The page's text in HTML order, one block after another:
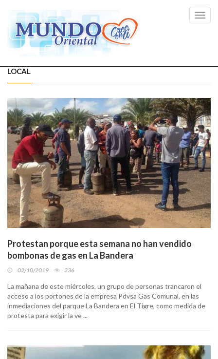
LOCAL
Protestan porque esta semana no han vendido
bombonas de gas en La Bandera
02/10/2019 336
La mañana de este miércoles, un grupo de personas trancaron el
acceso a los portones de la empresa Pdvsa Gas Comunal, en las
inmediaciones del parque La Bandera en El Tigre, como medida de
protesta para exigir la ve ...